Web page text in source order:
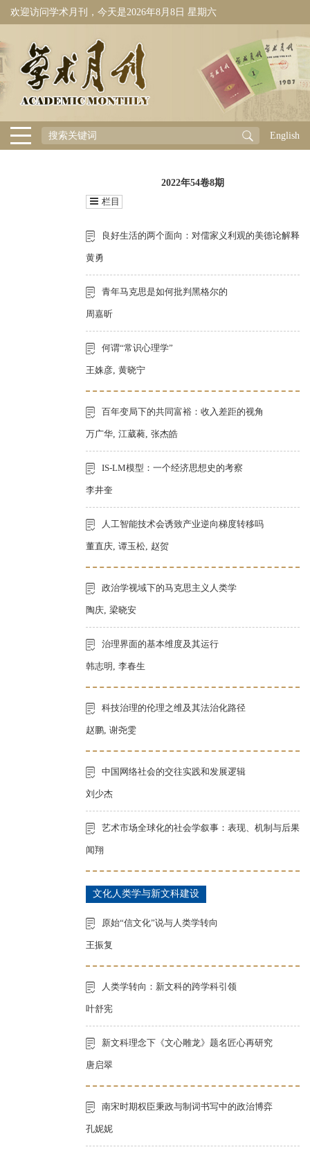
欢迎访问学术月刊，今天是2026年8月8日 星期六
English
2022年54卷8期
栏目
良好生活的两个面向：对儒家义利观的美德论解释
黄勇
青年马克思是如何批判黑格尔的
周嘉昕
何谓“常识心理学”
王姝彦, 黄晓宁
百年变局下的共同富裕：收入差距的视角
万广华, 江葳蕤, 张杰皓
IS-LM模型：一个经济思想史的考察
李井奎
人工智能技术会诱致产业逆向梯度转移吗
董直庆, 谭玉松, 赵贺
政治学视域下的马克思主义人类学
陶庆, 梁晓安
治理界面的基本维度及其运行
韩志明 , 李春生
科技治理的伦理之维及其法治化路径
赵鹏, 谢尧雯
中国网络社会的交往实践和发展逻辑
刘少杰
艺术市场全球化的社会学叙事：表现、机制与后果
闻翔
文化人类学与新文科建设
原始“信文化”说与人类学转向
王振复
人类学转向：新文科的跨学科引领
叶舒宪
新文科理念下《文心雕龙》题名匠心再研究
唐启翠
南宋时期权臣秉政与制词书写中的政治博弈
孔妮妮